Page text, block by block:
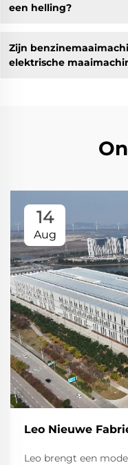
een helling?
Zijn
elektrische
14
Aug
Leo Nieuwe
Leo brengt een